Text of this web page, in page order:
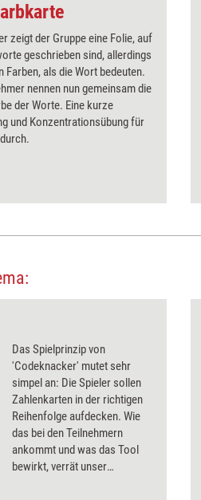
zeigt der Gruppe eine Folie, auf
geschrieben sind, allerdings
Farben, als die Wort bedeuten.
nennen nun gemeinsam die
der Worte. Eine kurze
und Konzentrationsübung für
Das Spielprinzip von
'Codeknacker' mutet sehr
simpel an: Die Spieler sollen
Zahlenkarten in der richtigen
Reihenfolge aufdecken. Wie
das bei den Teilnehmern
ankommt und was das Tool
bewirkt, verrät unser